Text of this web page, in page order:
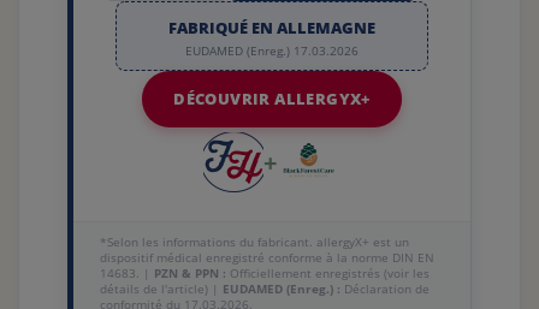
FABRIQUÉ EN ALLEMAGNE
EUDAMED (Enreg.) 17.03.2026
DÉCOUVRIR ALLERGYX+
+
*Selon les informations du fabricant. allergyX+ est un
dispositif médical enregistré conforme à la norme DIN EN
14683. | PZN & PPN : Officiellement enregistrés (voir les
détails de l'article) | EUDAMED (Enreg.) : Déclaration de
conformité du 17.03.2026.